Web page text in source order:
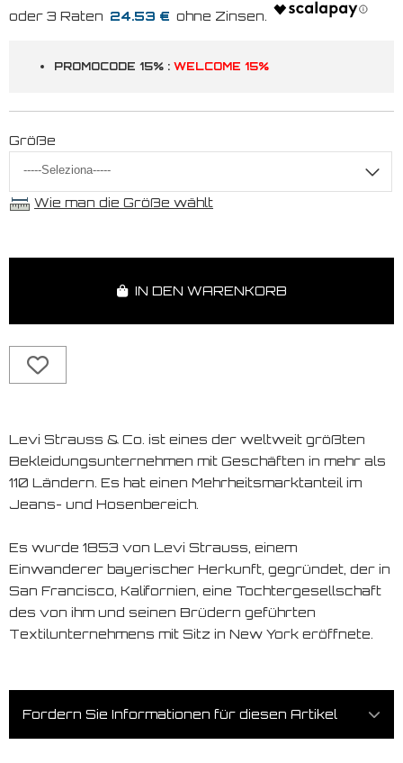
24.53 €
PROMOCODE 15% : WELCOME 15%
Größe
Wie man die Größe wählt
IN DEN WARENKORB
Levi Strauss & Co. ist eines der weltweit größten
Bekleidungsunternehmen mit Geschäften in mehr als
110 Ländern. Es hat einen Mehrheitsmarktanteil im
Jeans- und Hosenbereich.
Es wurde 1853 von Levi Strauss, einem
Einwanderer bayerischer Herkunft, gegründet, der in
San Francisco, Kalifornien, eine Tochtergesellschaft
des von ihm und seinen Brüdern geführten
Textilunternehmens mit Sitz in New York eröffnete.
Fordern Sie Informationen für diesen Artikel